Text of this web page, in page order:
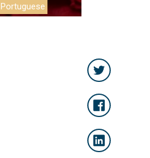
Portuguese